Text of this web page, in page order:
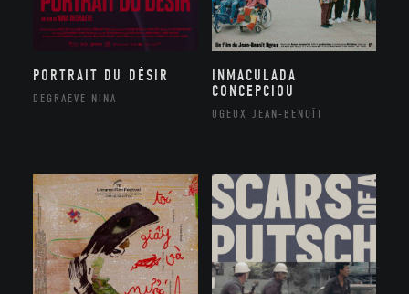
PORTRAIT DU DÉSIR
DEGRAEVE NINA
INMACULADA
CONCEPCIOU
UGEUX JEAN-BENOÎT